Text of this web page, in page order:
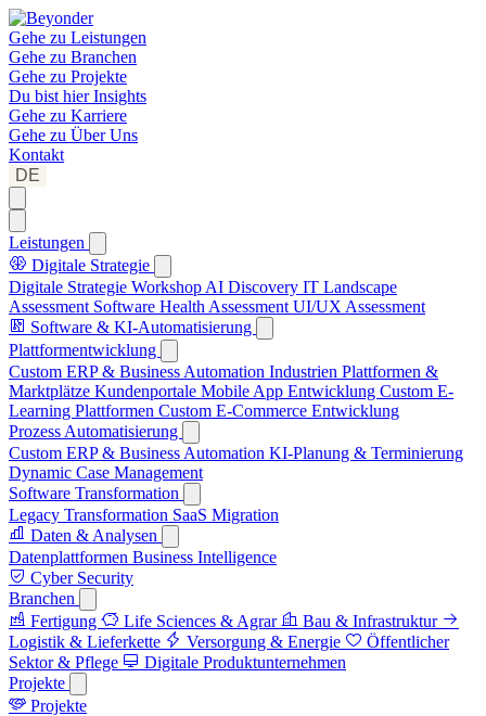
Gehe zu Leistungen
Gehe zu Branchen
Gehe zu Projekte
Du bist hierInsights
Gehe zu Karriere
Gehe zu Über Uns
Kontakt
DE
Leistungen
Digitale Strategie
Digitale Strategie Workshop AI Discovery IT Landscape
Assessment Software Health Assessment UI/UX Assessment
Software & KI-Automatisierung
Plattformentwicklung
Custom ERP & Business Automation Industrien Plattformen &
Marktplätze Kundenportale Mobile App Entwicklung Custom E-
Learning Plattformen Custom E-Commerce Entwicklung
Prozess Automatisierung
Custom ERP & Business Automation KI-Planung & Terminierung
Dynamic Case Management
Software Transformation
Legacy Transformation SaaS Migration
Daten & Analysen
Datenplattformen Business Intelligence
Cyber Security
Branchen
Fertigung
Life Sciences & Agrar
Bau & Infrastruktur
Logistik & Lieferkette
Versorgung & Energie
Öffentlicher
Sektor & Pflege
Digitale Produktunternehmen
Projekte
Projekte